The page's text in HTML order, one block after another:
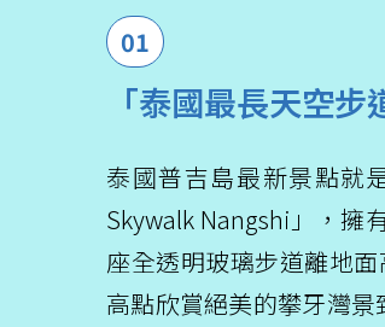
01
「泰國最長天空
泰國普吉島最新景點就
Skywalk Nangshi」，擁
座全透明玻璃步道離地
高點欣賞絕美的攀牙灣